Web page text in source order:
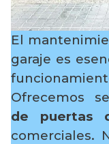
El
garaje es
Ofrecemos
de puertas
comerciales.